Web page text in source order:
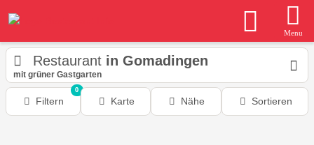
Menu
Restaurant in Gomadingen
mit grüner Gastgarten
Filtern
0
Karte Nähe Sortieren